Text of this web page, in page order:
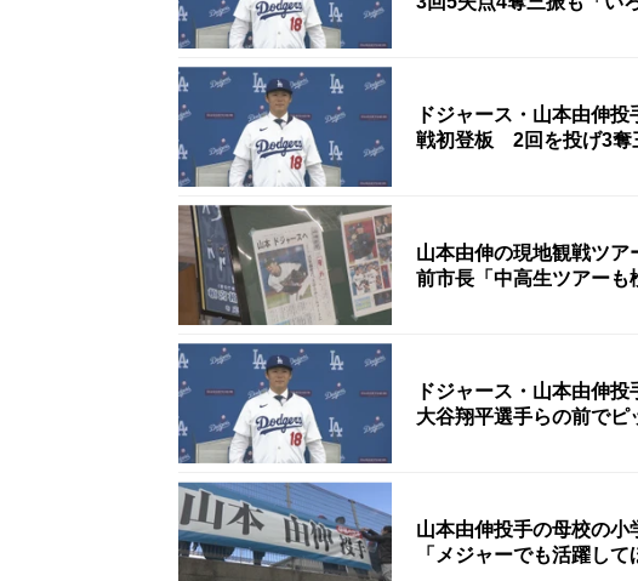
ドジャース・山本由伸
戦初登板 2回を投げ3奪
山本由伸の現地観戦ツ
前市長「中高生ツアー
ドジャース・山本由伸
大谷翔平選手らの前でピ
山本由伸投手の母校の
「メジャーでも活躍し